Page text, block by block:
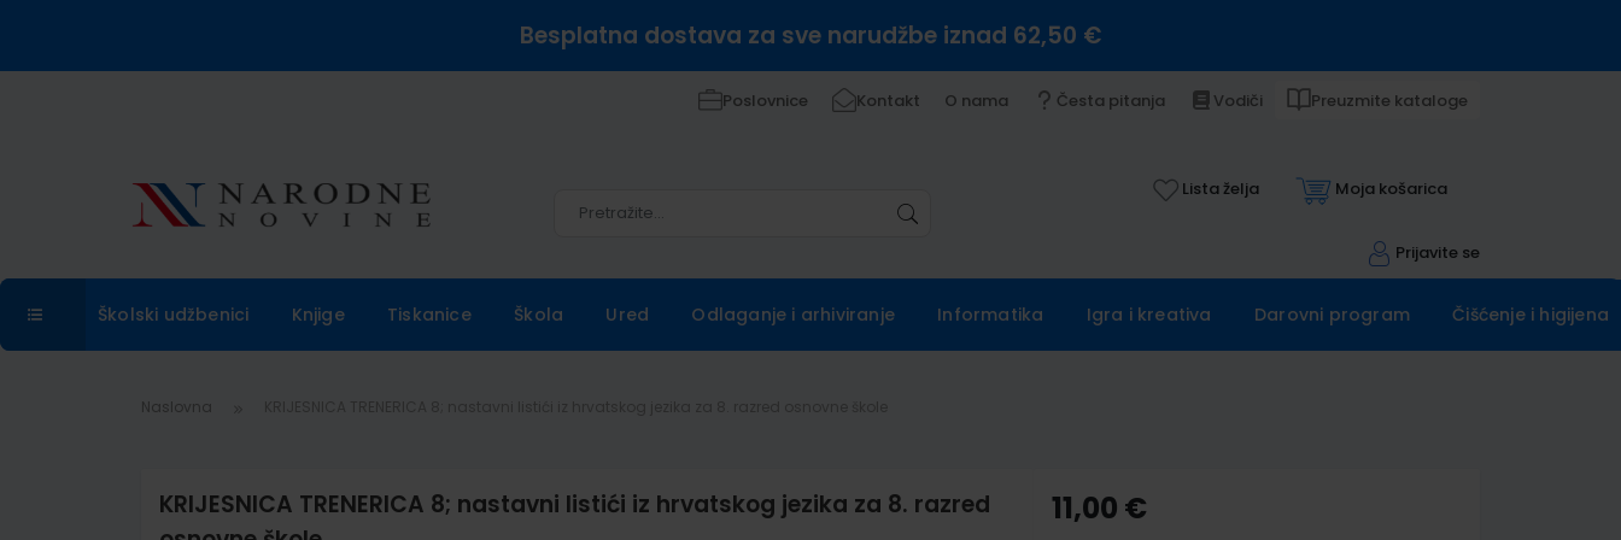
Besplatna dostava za sve narudžbe iznad 62,50 €
Poslovnice Kontakt O nama Česta pitanja Vodiči Preuzmite kataloge
Lista želja Moja košarica
Prijavite se
Školski udžbenici Knjige Tiskanice Škola Ured Odlaganje i arhiviranje Informatika Igra i kreativa Darovni program Čišćenje i higijena
Naslovna
KRIJESNICA TRENERICA 8; nastavni listići iz hrvatskog jezika za 8. razred
11,00 €